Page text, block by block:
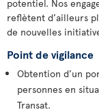
potentiel. Nos
reflètent d’ailleurs
de nouvelles
Point de vigilance
Obtention d’un
personnes en
Transat.